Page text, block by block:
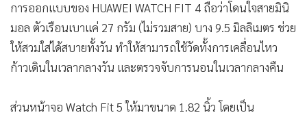
การออกแบบของ HUAWEI WATCH FIT 4 ถือว่าโดนใจสายมินิ
มอล ตัวเรือนเบาแค่ 27 กรัม (ไม่รวมสาย) บาง 9.5 มิลลิเมตร ช่วย
ให้สวมใส่ได้สบายทั้งวัน ทำให้สามารถใช้วัดทั้งการเคลื่อนไหว
ก้าวเดินในเวลากลางวัน และตรวจจับการนอนในเวลากลางคืน
ส่วนหน้าจอ Watch Fit 5 ให้มาขนาด 1.82 นิ้ว โดยเป็น